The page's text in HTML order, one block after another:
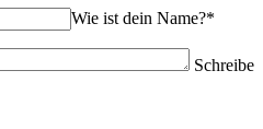
Wie ist dein Name?*
Schreibe